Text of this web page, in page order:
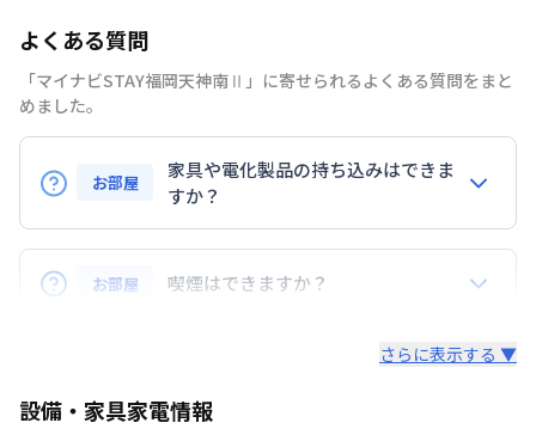
禁煙・喫煙
交通
福岡市空港線天神駅徒歩7分
駐車場
よくある質問
「マイナビSTAY福岡天神南Ⅱ」に寄せられるよくある質問をまと
めました。
お部屋
家具や電化製品の持ち込みはできま
すか？
お持ち込みいただけます。
ただし、標準設備として部屋に備え付けの家具・家電
以外の扱いについては当社では責任を負いかねます。
また、お持ち込みいただいた家具や家電はご退去時に
お部屋 喫煙はできますか？
さらに表示する ▼
設備・家具家電情報